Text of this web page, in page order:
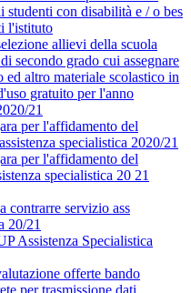
studenti con disabilità e / o bes
l'istituto
allievi della scuola
secondo grado cui assegnare
ed altro materiale scolastico in
gratuito per l'anno
21
per l'affidamento del
specialistica 2020/21
per l'affidamento del
specialistica 20 21
contrarre servizio ass
20/21
Assistenza Specialistica
offerte bando